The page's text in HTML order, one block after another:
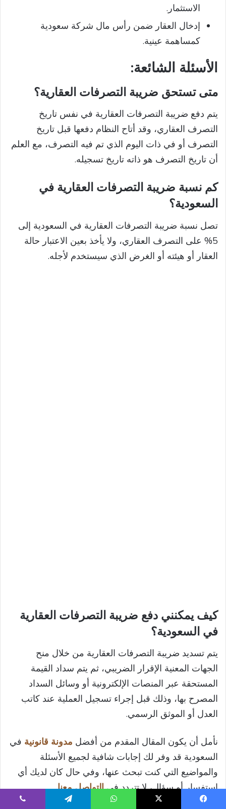
الاستثمار.
إدخال العقار ضمن رأس مال شركة سعودية
كمساهمة عينية.
الأسئلة الشائعة:
متى تستحق ضريبة التصرفات العقارية؟
يتم دفع ضريبة التصرفات العقارية في نفس تاريخ
التصرف العقاري، وقد أتاح النظام دفعها قبل تاريخ
التصرف أو في ذات اليوم الذي تم فيه التصرف، مع العلم
أن تاريخ التصرف هو ذاته تاريخ تسجيله.
كم نسبة ضريبة التصرفات العقارية في
السعودية؟
تصل نسبة ضريبة التصرفات العقارية في السعودية إلى
5% على التصرف العقاري، ولا يأخذ بعين الاعتبار حالة
العقار أو هيئته أو الغرض الذي سيستخدم لأجله.
كيف يمكنني دفع ضريبة التصرفات العقارية
في السعودية؟
يتم تسديد ضريبة التصرفات العقارية من خلال منح
الجهات المعنية الإقرار الضريبي، ثم يتم سداد القيمة
المستحقة عبر المنصات الإلكترونية أو وسائل السداد
المصرح بها، وذلك قبل إجراء تسجيل العملية عند كاتب
العدل أو الموثق الرسمي.
نأمل أن يكون المقال المقدم من أفضل مدونة قانونية في
السعودية قد وفر لك إجابات شافية لجميع الأسئلة
والمواضيع التي كنت تبحث عنها، وفي حال كان لديك أي
استفسار أو سؤال، لا تتردد فيالتواصل معنا.